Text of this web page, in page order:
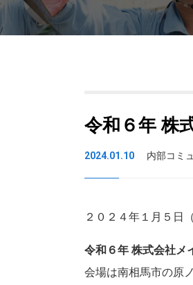
令和６年 株
2024.01.10 内部コミ
２０２４年１月５日（
令和６年 株式会社メ
会場は南相馬市の原